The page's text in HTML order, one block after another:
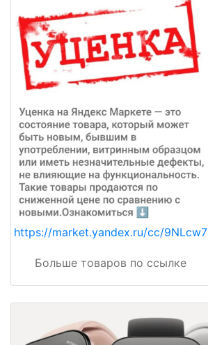
https://market.yandex.ru/cc/9NLcw7
Больше товаров по ссылке